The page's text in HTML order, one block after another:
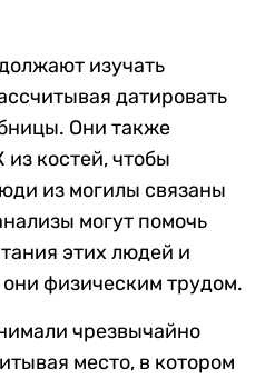
изучать
датировать
Они также
костей, чтобы
из могилы связаны
могут помочь
этих людей и
физическим трудом.
чрезвычайно
место, в котором